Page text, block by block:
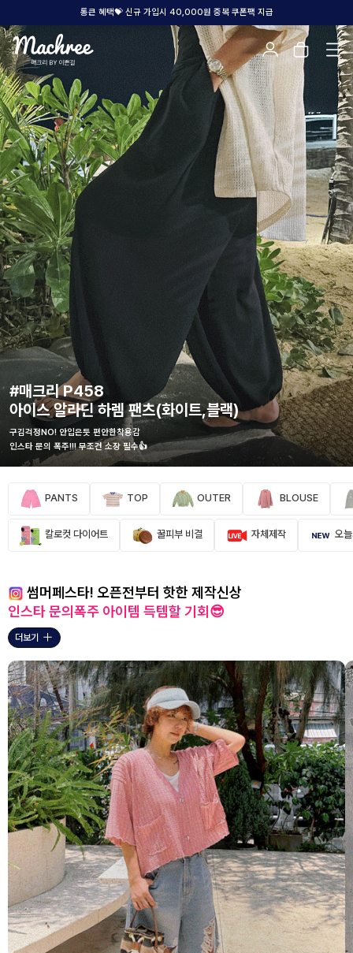
통큰 혜택💝 신규 가입시 40,000원 중복 쿠폰팩 지급
#매크리 P458
아이스 알라딘 하렘 팬츠(화이트,블랙)
구김걱정NO! 안입은듯 편안한착용감
인스타 문의 폭주!!! 무조건 소장 필수👍
PANTS TOP OUTER BLOUSE
칼로컷 다이어트 꿀피부 비결 자체제작 오
썸머페스타! 오픈전부터 핫한 제작신상
인스타 문의폭주 아이템 득템할 기회😎
더보기